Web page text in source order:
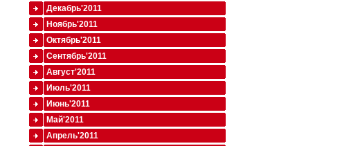
Декабрь'2011
Ноябрь'2011
Октябрь'2011
Сентябрь'2011
Август'2011
Июль'2011
Июнь'2011
Май'2011
Апрель'2011